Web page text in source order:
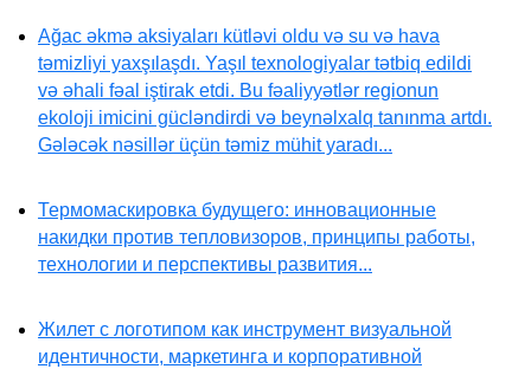
Ağac əkmə aksiyaları kütləvi oldu və su və hava
təmizliyi yaxşılaşdı. Yaşıl texnologiyalar tətbiq edildi
və əhali fəal iştirak etdi. Bu fəaliyyətlər regionun
ekoloji imicini gücləndirdi və beynəlxalq tanınma artdı.
Gələcək nəsillər üçün təmiz mühit yaradı...
Термомаскировка будущего: инновационные
накидки против тепловизоров, принципы работы,
технологии и перспективы развития...
Жилет с логотипом как инструмент визуальной
идентичности, маркетинга и корпоративной